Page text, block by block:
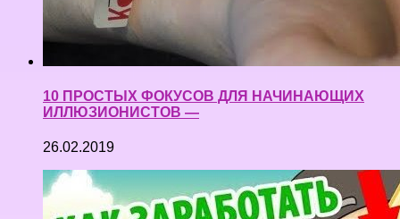
10 ПРОСТЫХ ФОКУСОВ ДЛЯ НАЧИНАЮЩИХ
ИЛЛЮЗИОНИСТОВ —
26.02.2019